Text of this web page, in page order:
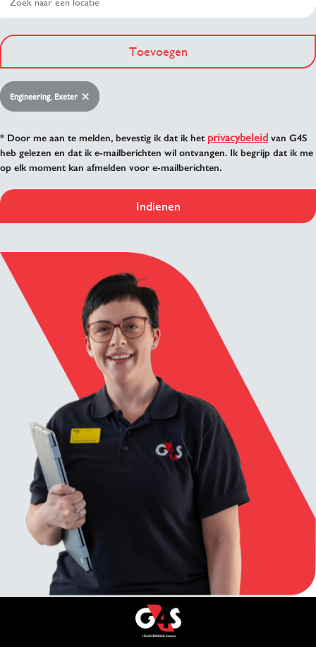
Toevoegen
Engineering, Exeter
* Door me aan te melden, bevestig ik dat ik het privacybeleid van G4S
heb gelezen en dat ik e-mailberichten wil ontvangen. Ik begrijp dat ik me
op elk moment kan afmelden voor e-mailberichten.
Indienen